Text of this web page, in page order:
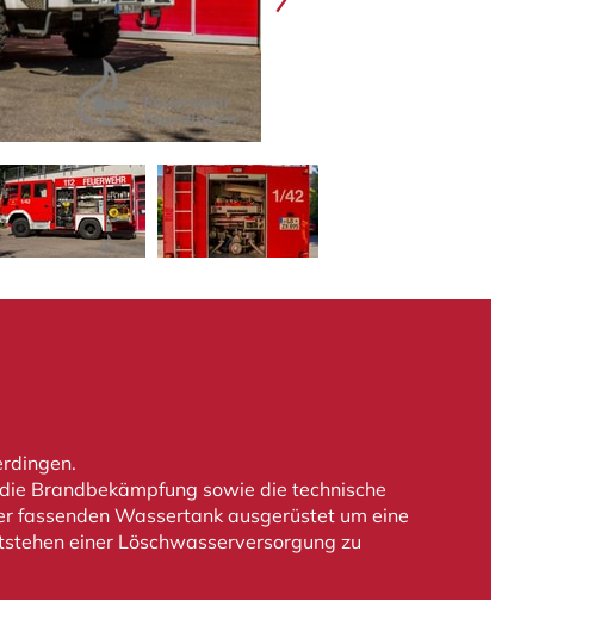
Brandbekämpfung sowie die technische
fassenden Wassertank ausgerüstet um eine
einer Löschwasserversorgung zu